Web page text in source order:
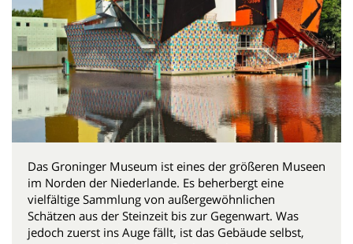
Das Groninger Museum ist eines der größeren Museen
im Norden der Niederlande. Es beherbergt eine
vielfältige Sammlung von außergewöhnlichen
Schätzen aus der Steinzeit bis zur Gegenwart. Was
jedoch zuerst ins Auge fällt, ist das Gebäude selbst,